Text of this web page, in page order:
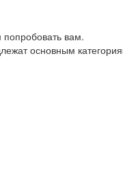
вам.
основным